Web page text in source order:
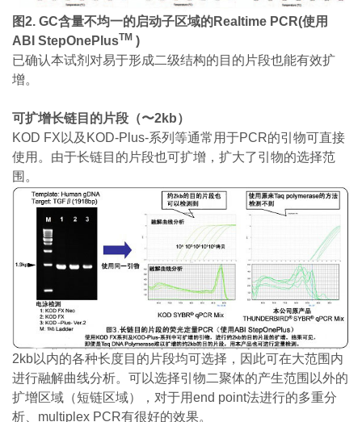
图2. GC含量不均一的启动子区域的Realtime PCR(使用
ABI StepOnePlusTM )
已确认本试剂对易于形成二级结构的目的片段也能有效扩
增。
可扩增长链目的片段（〜2kb）
KOD FX以及KOD-Plus-系列等通常用于PCR的引物可直接
使用。由于长链目的片段也可扩增，扩大了引物的选择范
围。
2kb以内的各种长度目的片段均可选择，因此可在大范围内
进行融解曲线分析。可以选择引物二聚体的产生范围以外的
扩增区域（短链区域），对于用end point法进行的多重分
析、multiplex PCR有很好的效果。